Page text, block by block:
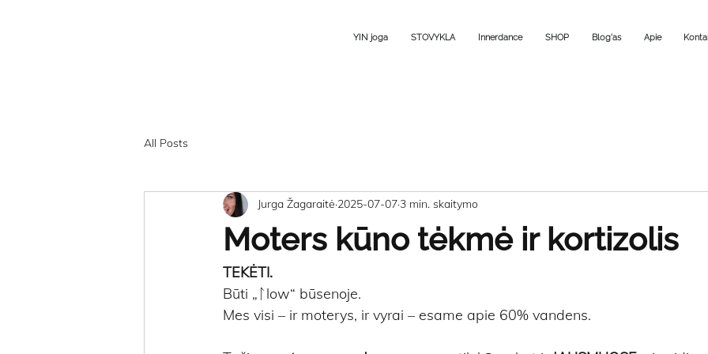
YIN joga STOVYKLA Innerdance SHOP Blog'as Apie
All Posts
Moters kūno tėkmė ir kortizolis
Jurga Žagaraitė 2025-07-07 3 min. skaitymo
TEKĖTI.
Būti „ᛚlow“ būsenoje.
Mes visi – ir moterys, ir vyrai – esame apie 60% vandens.